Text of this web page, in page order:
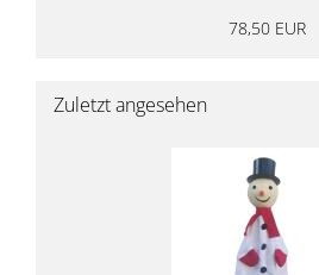
78,50 EUR
Zuletzt angesehen